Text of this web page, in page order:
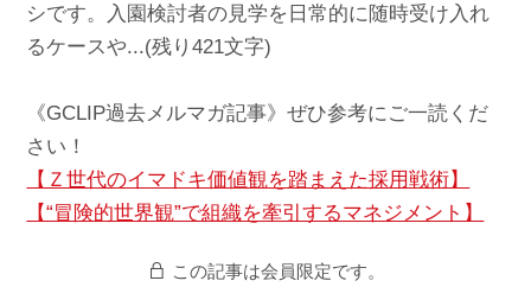
シです。入園検討者の見学を日常的に随時受け入れ
るケースや...(残り421文字)
《GCLIP過去メルマガ記事》ぜひ参考にご一読くだ
さい！
【Ｚ世代のイマドキ価値観を踏まえた採用戦術】
【“冒険的世界観”で組織を牽引するマネジメント】
この記事は会員限定です。